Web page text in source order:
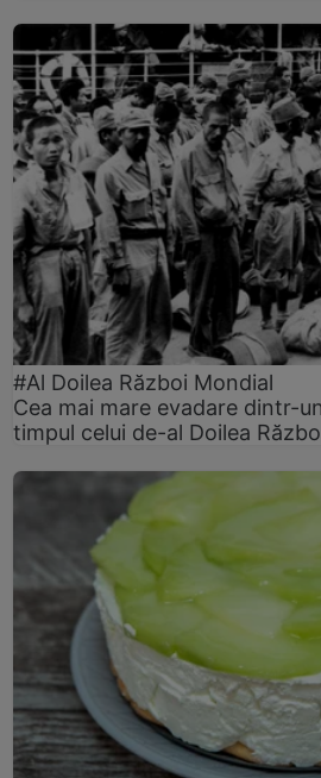
#Al Doilea Război Mondial
Cea mai mare evadare dintr-
timpul celui de-al Doilea